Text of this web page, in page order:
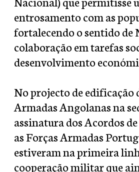
entrosamento com as
fortalecendo o sentido de
colaboração em tarefas
desenvolvimento
No projecto de edificação
Armadas Angolanas na
assinatura dos Acordos de
as Forças Armadas
estiveram na primeira
cooperação militar que